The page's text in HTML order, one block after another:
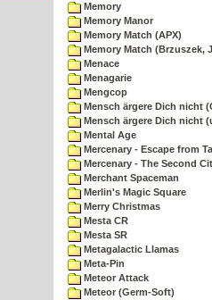
Memory
Memory Manor
Memory Match (APX)
Memory Match (Brzuszek,
Menace
Menagarie
Mengcop
Mensch ärgere Dich nicht
Mensch ärgere Dich nicht
Mental Age
Mercenary - Escape from
Mercenary - The Second
Merchant Spaceman
Merlin's Magic Square
Merry Christmas
Mesta CR
Mesta SR
Metagalactic Llamas
Meta-Pin
Meteor Attack
Meteor (Germ-Soft)